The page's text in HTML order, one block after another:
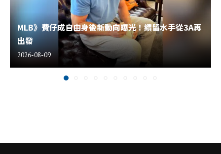
MLB》費仔成自由身後新動向曝光！續留水手從3A再
出發
2026-08-09